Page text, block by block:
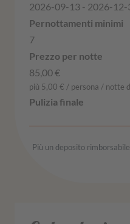
2026-09-13 - 2026-12-
7
85,00 €
più 5,00 € / persona / notte
Più un deposito